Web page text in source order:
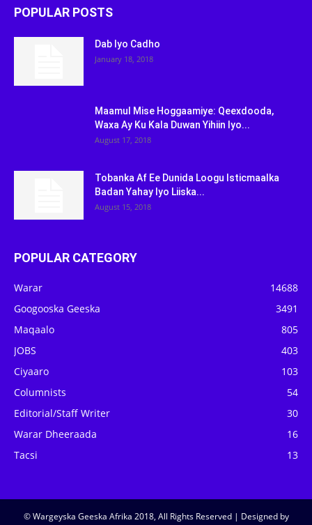
POPULAR POSTS
Dab Iyo Cadho
January 18, 2018
Maamul Mise Hoggaamiye: Qeexdooda,
Waxa Ay Ku Kala Duwan Yihiin Iyo...
August 17, 2018
Tobanka Af Ee Dunida Loogu Isticmaalka
Badan Yahay Iyo Liiska...
August 15, 2018
POPULAR CATEGORY
Warar
14688
Googooska Geeska
3491
Maqaalo
805
JOBS
403
Ciyaaro
103
Columnists
54
Editorial/Staff Writer
30
Warar Dheeraada
16
Tacsi
13
© Wargeyska Geeska Afrika 2018, All Rights Reserved | Designed by